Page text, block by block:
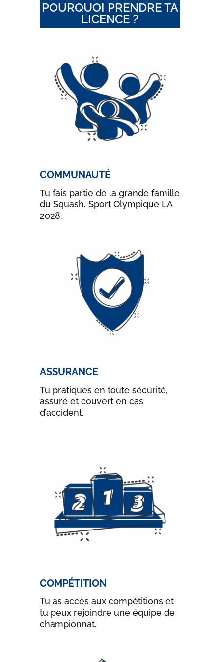
POURQUOI PRENDRE TA
LICENCE ?
COMMUNAUTÉ
Tu fais partie de la grande famille
du Squash. Sport Olympique LA
2028.
ASSURANCE
Tu pratiques en toute sécurité,
assuré et couvert en cas
d’accident.
COMPÉTITION
Tu as accès aux compétitions et
tu peux rejoindre une équipe de
championnat.